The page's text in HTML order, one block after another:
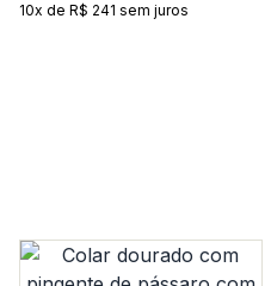
10x de R$ 241 sem juros